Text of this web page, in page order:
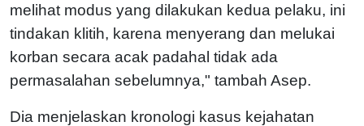
melihat modus yang dilakukan kedua pelaku, ini
tindakan klitih, karena menyerang dan melukai
korban secara acak padahal tidak ada
permasalahan sebelumnya," tambah Asep.
Dia menjelaskan kronologi kasus kejahatan